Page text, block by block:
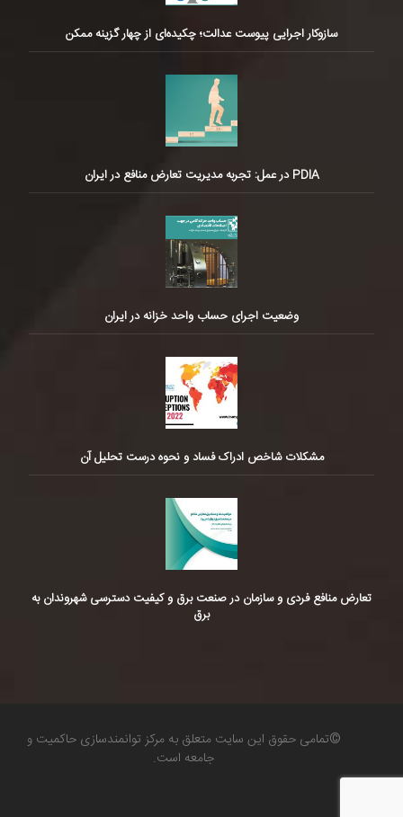
سازوکار اجرایی پیوست عدالت؛ چکیده‌ای از چهار گزینه ممکن
PDIA در عمل: تجربه مدیریت تعارض منافع در ایران
وضعیت اجرای حساب واحد خزانه در ایران
مشکلات شاخص ادراک فساد و نحوه درست تحلیل آن
تعارض منافع فردی و سازمان در صنعت برق و کیفیت دسترسی شهروندان به
برق
©تمامی حقوق این سایت متعلق به مرکز توانمندسازی حاکمیت و
جامعه است.